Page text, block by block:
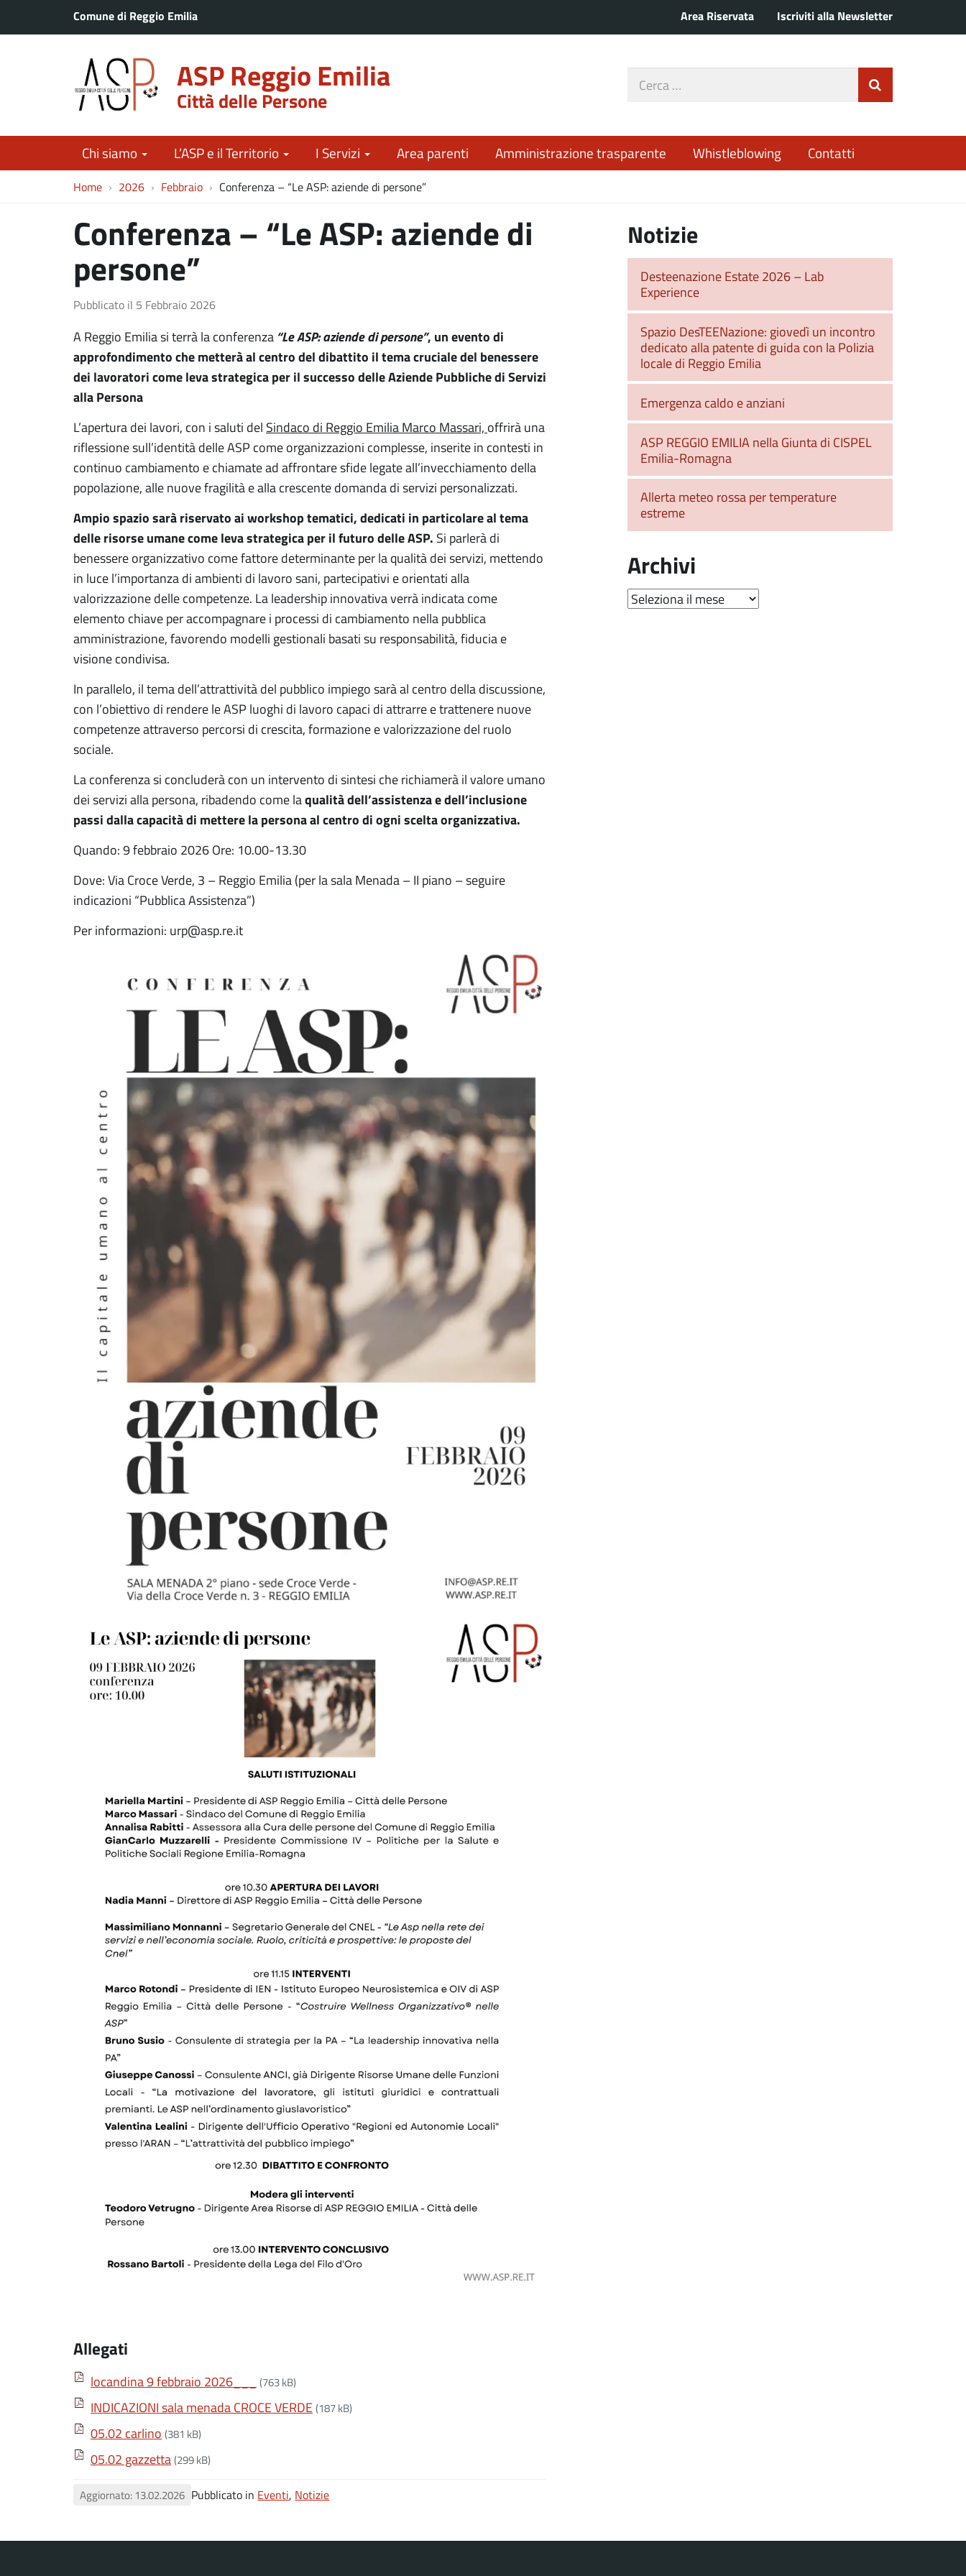
Comune di Reggio Emilia Area Riservata Iscriviti alla Newsletter
ASP Reggio Emilia
Città delle Persone
Cerca
Chi siamo L’ASP e il Territorio I Servizi Area parenti Amministrazione trasparente Whistleblowing Contatti
Home 2026 Febbraio Conferenza – “Le ASP: aziende di persone”
Conferenza – “Le ASP: aziende di
persone”
Pubblicato il 5 Febbraio 2026
A Reggio Emilia si terrà la conferenza “Le ASP: aziende di persone”, un evento di
approfondimento che metterà al centro del dibattito il tema cruciale del benessere
dei lavoratori come leva strategica per il successo delle Aziende Pubbliche di Servizi
alla Persona
L’apertura dei lavori, con i saluti del Sindaco di Reggio Emilia Marco Massari, offrirà una
riflessione sull’identità delle ASP come organizzazioni complesse, inserite in contesti in
continuo cambiamento e chiamate ad affrontare sfide legate all’invecchiamento della
popolazione, alle nuove fragilità e alla crescente domanda di servizi personalizzati.
Ampio spazio sarà riservato ai workshop tematici, dedicati in particolare al tema
delle risorse umane come leva strategica per il futuro delle ASP. Si parlerà di
benessere organizzativo come fattore determinante per la qualità dei servizi, mettendo
in luce l’importanza di ambienti di lavoro sani, partecipativi e orientati alla
valorizzazione delle competenze. La leadership innovativa verrà indicata come
elemento chiave per accompagnare i processi di cambiamento nella pubblica
amministrazione, favorendo modelli gestionali basati su responsabilità, fiducia e
visione condivisa.
In parallelo, il tema dell’attrattività del pubblico impiego sarà al centro della discussione,
con l’obiettivo di rendere le ASP luoghi di lavoro capaci di attrarre e trattenere nuove
competenze attraverso percorsi di crescita, formazione e valorizzazione del ruolo
sociale.
La conferenza si concluderà con un intervento di sintesi che richiamerà il valore umano
dei servizi alla persona, ribadendo come laqualità dell’assistenza e dell’inclusione
passi dalla capacità di mettere la persona al centro di ogni scelta organizzativa.
Quando: 9 febbraio 2026 Ore: 10.00-13.30
Dove: Via Croce Verde, 3 – Reggio Emilia (per la sala Menada – II piano – seguire
indicazioni “Pubblica Assistenza”)
Per informazioni: urp@asp.re.it
Allegati
locandina 9 febbraio 2026___ (763 kB)
INDICAZIONI sala menada CROCE VERDE(187 kB)
05.02 carlino (381 kB)
05.02 gazzetta(299 kB)
Aggiornato: 13.02.2026 Pubblicato in Eventi, Notizie
Notizie
Desteenazione Estate 2026 – Lab
Experience
Spazio DesTEENazione: giovedì un incontro
dedicato alla patente di guida con la Polizia
locale di Reggio Emilia
Emergenza caldo e anziani
ASP REGGIO EMILIA nella Giunta di CISPEL
Emilia-Romagna
Allerta meteo rossa per temperature
estreme
Archivi
Archivi